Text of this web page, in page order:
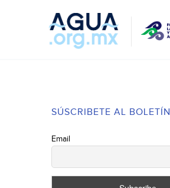
SÚSCRIBETE AL BOLETÍN
Email